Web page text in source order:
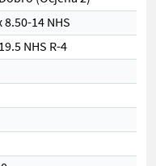
8.50-14 NHS
NHS R-4